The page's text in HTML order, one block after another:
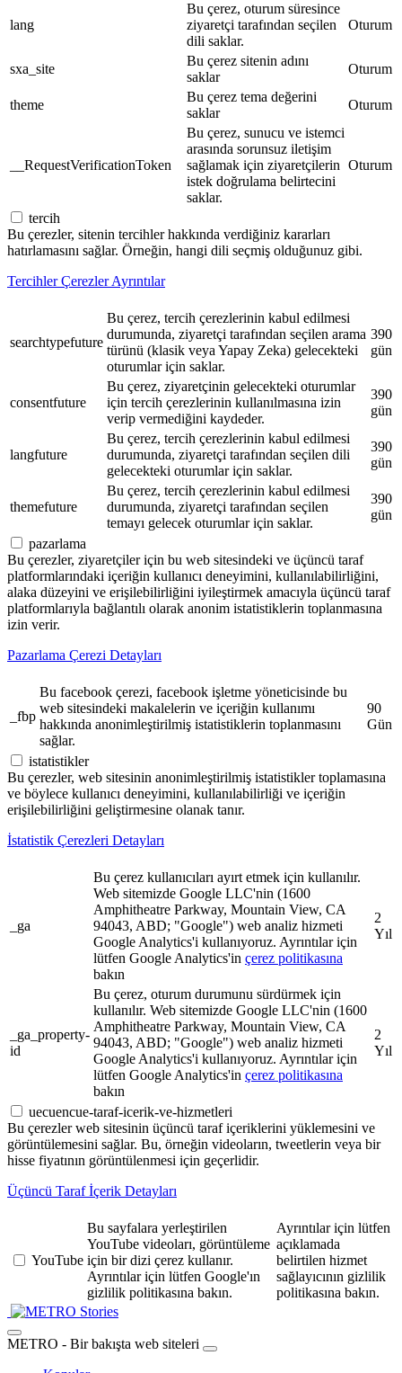
lang
Bu çerez, oturum süresince
ziyaretçi tarafından seçilen
dili saklar.
Oturum
sxa_site
Bu çerez sitenin adını
saklar
Oturum
theme
Bu çerez tema değerini
saklar
Oturum
__RequestVerificationToken
Bu çerez, sunucu ve istemci
arasında sorunsuz iletişim
sağlamak için ziyaretçilerin
istek doğrulama belirtecini
saklar.
Oturum
tercih
Bu çerezler, sitenin tercihler hakkında verdiğiniz kararları
hatırlamasını sağlar. Örneğin, hangi dili seçmiş olduğunuz gibi.
Tercihler Çerezler Ayrıntılar
searchtypefuture
Bu çerez, tercih çerezlerinin kabul edilmesi
durumunda, ziyaretçi tarafından seçilen arama
türünü (klasik veya Yapay Zeka) gelecekteki
oturumlar için saklar.
390
gün
consentfuture
Bu çerez, ziyaretçinin gelecekteki oturumlar
için tercih çerezlerinin kullanılmasına izin
verip vermediğini kaydeder.
390
gün
langfuture
Bu çerez, tercih çerezlerinin kabul edilmesi
durumunda, ziyaretçi tarafından seçilen dili
gelecekteki oturumlar için saklar.
390
gün
themefuture
Bu çerez, tercih çerezlerinin kabul edilmesi
durumunda, ziyaretçi tarafından seçilen
temayı gelecek oturumlar için saklar.
390
gün
pazarlama
Bu çerezler, ziyaretçiler için bu web sitesindeki ve üçüncü taraf
platformlarındaki içeriğin kullanıcı deneyimini, kullanılabilirliğini,
alaka düzeyini ve erişilebilirliğini iyileştirmek amacıyla üçüncü taraf
platformlarıyla bağlantılı olarak anonim istatistiklerin toplanmasına
izin verir.
Pazarlama Çerezi Detayları
_fbp
Bu facebook çerezi, facebook işletme yöneticisinde bu
web sitesindeki makalelerin ve içeriğin kullanımı
hakkında anonimleştirilmiş istatistiklerin toplanmasını
sağlar.
90
Gün
istatistikler
Bu çerezler, web sitesinin anonimleştirilmiş istatistikler toplamasına
ve böylece kullanıcı deneyimini, kullanılabilirliği ve içeriğin
erişilebilirliğini geliştirmesine olanak tanır.
İstatistik Çerezleri Detayları
_ga
Bu çerez kullanıcıları ayırt etmek için kullanılır.
Web sitemizde Google LLC'nin (1600
Amphitheatre Parkway, Mountain View, CA
94043, ABD; "Google") web analiz hizmeti
Google Analytics'i kullanıyoruz. Ayrıntılar için
lütfen Google Analytics'in çerez politikasına
bakın
2
Yıl
_ga_property-
id
Bu çerez, oturum durumunu sürdürmek için
kullanılır. Web sitemizde Google LLC'nin (1600
Amphitheatre Parkway, Mountain View, CA
94043, ABD; "Google") web analiz hizmeti
Google Analytics'i kullanıyoruz. Ayrıntılar için
lütfen Google Analytics'in çerez politikasına
bakın
2
Yıl
uecuencue-taraf-icerik-ve-hizmetleri
Bu çerezler web sitesinin üçüncü taraf içeriklerini yüklemesini ve
görüntülemesini sağlar. Bu, örneğin videoların, tweetlerin veya bir
hisse fiyatının görüntülenmesi için geçerlidir.
Üçüncü Taraf İçerik Detayları
YouTube
Bu sayfalara yerleştirilen
YouTube videoları, görüntüleme
için bir dizi çerez kullanır.
Ayrıntılar için lütfen Google'ın
gizlilik politikasına bakın.
Ayrıntılar için lütfen
açıklamada
belirtilen hizmet
sağlayıcının gizlilik
politikasına bakın.
Stories
METRO - Bir bakışta web siteleri